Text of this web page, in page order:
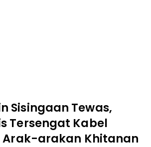
Sisingaan Tewas,
Tersengat Kabel
Arak-arakan Khitanan